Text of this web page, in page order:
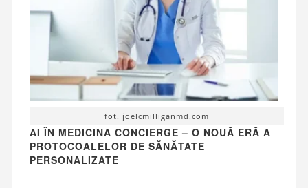
fot. joelcmilliganmd.com
AI ÎN MEDICINA CONCIERGE – O NOUĂ ERĂ A
PROTOCOALELOR DE SĂNĂTATE
PERSONALIZATE